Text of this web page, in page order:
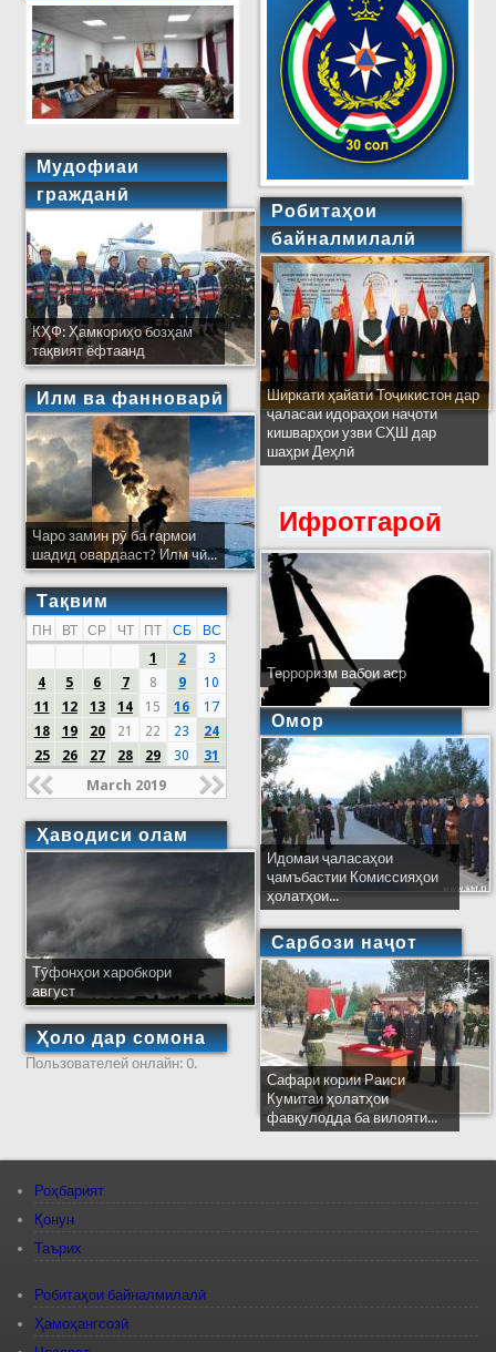
Мудофиаи
гражданӣ
КҲФ: Ҳамкориҳо бозҳам
тақвият ёфтаанд
Илм ва фанноварӣ
Чаро замин рӯ ба гармои
шадид овардааст? Илм чӣ...
Тақвим
ПН ВТ СР ЧТ ПТ СБ
ВС
1
2
3
4
5 6 7 8 9
10
11
12 13 14 15 16
17
18
19 20 21 22 23
24
25
26 27 28 29 30 31
March 2019
Ҳаводиси олам
Тӯфонҳои харобкори
август
Ҳоло дар сомона
Пользователей онлайн: 0.
Робитаҳои
байналмилалӣ
Ширкати ҳайати Тоҷикистон дар
ҷаласаи идораҳои наҷоти
кишварҳои узви СҲШ дар
шаҳри Деҳлӣ
Ифротгароӣ
Терроризм вабои аср
Омор
Идомаи ҷаласаҳои
ҷамъбастии Комиссияҳои
ҳолатҳои...
Сарбози наҷот
Сафари кории Раиси
Кумитаи ҳолатҳои
фавқулодда ба вилояти...
Роҳбарият
Қонун
Таърих
Робитаҳои байналмилалӣ
Ҳамоҳангсозӣ